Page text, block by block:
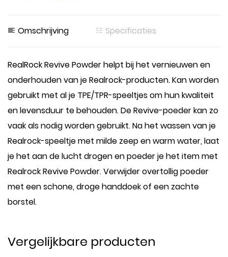
Omschrijving Specificaties
RealRock Revive Powder helpt bij het vernieuwen en
onderhouden van je Realrock-producten. Kan worden
gebruikt met al je TPE/TPR-speeltjes om hun kwaliteit
en levensduur te behouden. De Revive-poeder kan zo
vaak als nodig worden gebruikt. Na het wassen van je
Realrock-speeltje met milde zeep en warm water, laat
je het aan de lucht drogen en poeder je het item met
Realrock Revive Powder. Verwijder overtollig poeder
met een schone, droge handdoek of een zachte
borstel.
Vergelijkbare producten